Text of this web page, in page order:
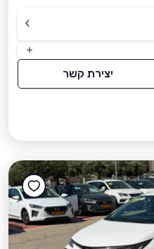
יצירת קשר